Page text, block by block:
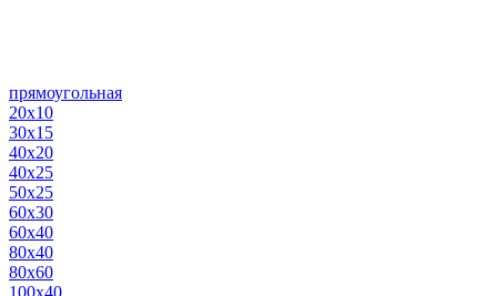
прямоугольная
20х10
30х15
40х20
40х25
50х25
60х30
60х40
80х40
80х60
100х40